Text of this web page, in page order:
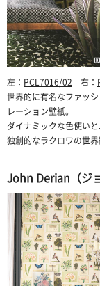
左： PCL7016/02 右：
世界的に有名なファッ
レーション壁紙。
ダイナミックな色使い
独創的なラクロワの世界
John Derian（ジ